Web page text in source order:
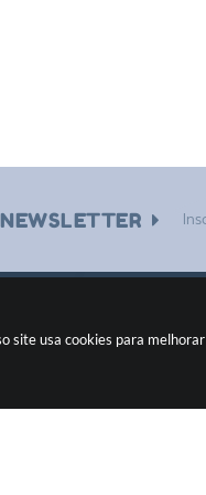
usa cookies para
NEWSLETTER